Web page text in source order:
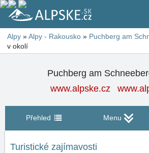
Alpy »Alpy - Rakousko » Puchberg am
v okolí
Puchberg am
www.alpske.cz
Přehled Menu
Turistické zajímavosti